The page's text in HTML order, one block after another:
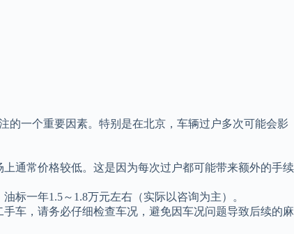
的一个重要因素。特别是在北京，车辆过户多次可能会影
通常价格较低。这是因为每次过户都可能带来额外的手续
标一年1.5～1.8万元左右（实际以咨询为主）。
车，请务必仔细检查车况，避免因车况问题导致后续的麻